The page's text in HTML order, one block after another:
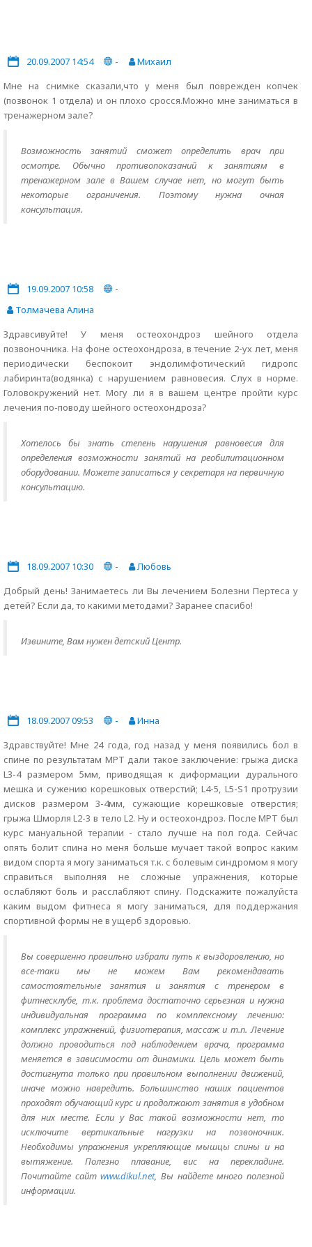
20.09.2007 14:54 -
Михаил
Мне на снимке сказали,что у меня был поврежден копчек
(позвонок 1 отдела) и он плохо сросся.Можно мне заниматься в
тренажерном зале?
Возможность занятий сможет определить врач при
осмотре. Обычно противопоказаний к занятиям в
тренажерном зале в Вашем случае нет, но могут быть
некоторые ограничения. Поэтому нужна очная
консультация.
19.09.2007 10:58
-
Толмачева Алина
Здравсивуйте! У меня остеохондроз шейного отдела
позвоночника. На фоне остеохондроза, в течение 2-ух лет, меня
периодически беспокоит эндолимфотический гидропс
лабиринта(водянка) с нарушением равновесия. Слух в норме.
Головокружений нет. Могу ли я в вашем центре пройти курс
лечения по-поводу шейного остеохондроза?
Хотелось бы знать степень нарушения равновесия для
определения возможности занятий на реобилитационном
оборудовании. Можете записаться у секретаря на первичную
консультацию.
18.09.2007 10:30 -
Любовь
Добрый день! Занимаетесь ли Вы лечением Болезни Пертеса у
детей? Если да, то какими методами? Заранее спасибо!
Извините, Вам нужен детский Центр.
18.09.2007 09:53 -
Инна
Здравствуйте! Мне 24 года, год назад у меня появились бол в
спине по результатам МРТ дали такое заключение: грыжа диска
L3-4 размером 5мм, приводящая к диформации дурального
мешка и сужению корешковых отверстий; L4-5, L5-S1 протрузии
дисков размером 3-4мм, сужающие корешковые отверстия;
грыжа Шморля L2-3 в тело L2. Ну и остеохондроз. После МРТ был
курс мануальной терапии - стало лучше на пол года. Сейчас
опять болит спина но меня больше мучает такой вопрос каким
видом спорта я могу заниматься т.к. с болевым синдромом я могу
справиться выполняя не сложные упражнения, которые
ослабляют боль и расслабляют спину. Подскажите пожалуйста
каким выдом фитнеса я могу заниматься, для поддержания
спортивной формы не в ущерб здоровью.
Вы совершенно правильно избрали путь к выздоровлению, но
все-таки мы не можем Вам рекомендавать
самостоятельные занятия и занятия с тренером в
фитнесклубе, т.к. проблема достаточно серьезная и нужна
индивидуальная программа по комплексному лечению:
комплекс упражнений, физиотерапия, массаж и т.п. Лечение
должно проводиться под наблюдением врача, программа
меняется в зависимости от динамики. Цель может быть
достигнута только при правильном выполнении движений,
иначе можно навредить. Большинство наших пациентов
проходят обучающий курс и продолжают занятия в удобном
для них месте. Если у Вас такой возможности нет, то
исключите вертикальные нагрузки на позвоночник.
Необходимы упражнения укрепляющие мышцы спины и на
вытяжение. Полезно плавание, вис на перекладине.
Почитайте сайтwww.dikul.net, Вы найдете много полезной
информации.